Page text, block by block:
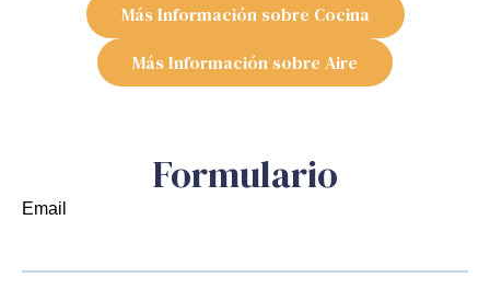
Más Información sobre Cocina
Más Información sobre Aire
Formulario